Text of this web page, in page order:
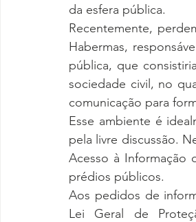
da esfera pública.
Recentemente,
Habermas,
pública, que
sociedade civil, no
comunicação para
Esse ambiente é
pela livre discussão.
Acesso à Informação
prédios públicos.
Aos pedidos de
Lei Geral de